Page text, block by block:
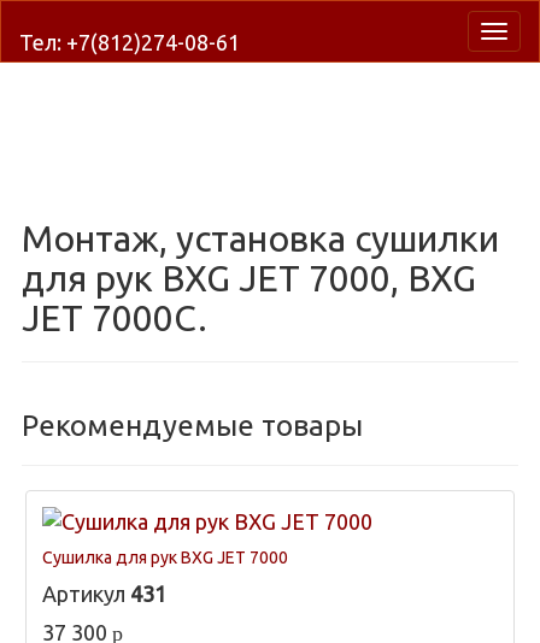
Тел: +7(812)274-08-61
Монтаж, установка сушилки
для рук BXG JET 7000, BXG
JET 7000C.
Рекомендуемые товары
Сушилка для рук BXG JET 7000
Артикул 431
37 300 p